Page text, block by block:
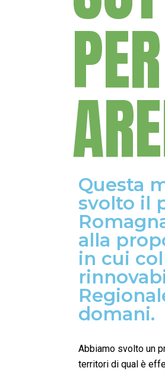
Questa
svolto il
alla
in cui
domani.
Abbiamo svolto un
territori di qual è